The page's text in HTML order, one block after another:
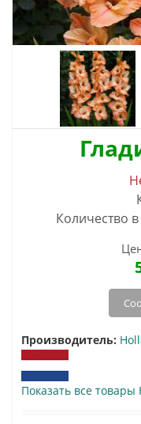
Количество
Производитель:
Показать все